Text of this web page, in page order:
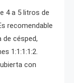
4 a 5 litros de
recomendable
césped,
1:1:1:1:2.
con